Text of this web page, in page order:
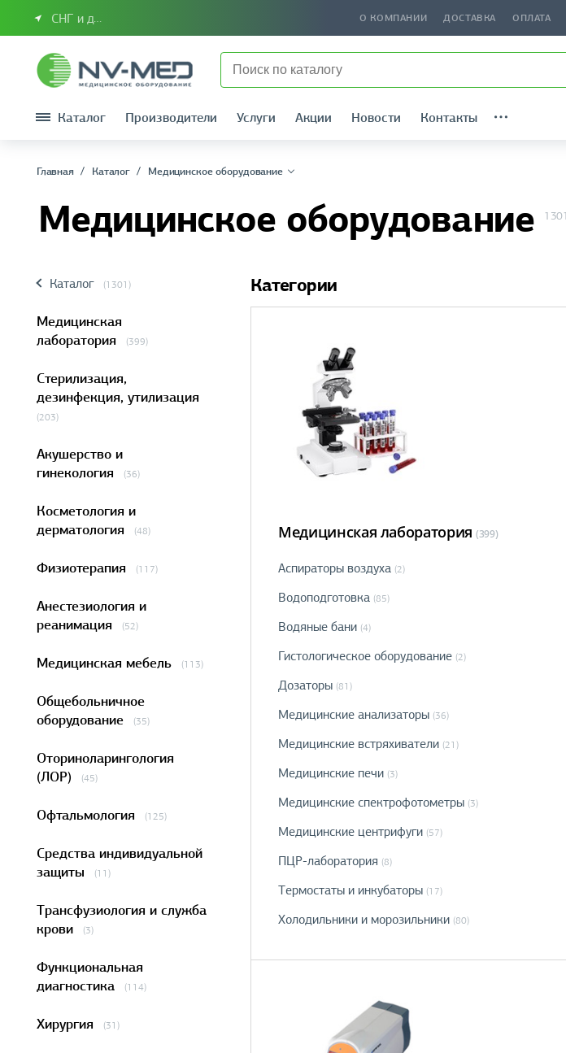
СНГ и другие страны О КОМПАНИИ ДОСТАВКА ОПЛАТА
Каталог Производители Услуги Акции Новости Контакты
Главная Каталог Медицинское оборудование
Медицинское оборудование
Каталог (1301)
Медицинская
лаборатория
(399)
Стерилизация,
дезинфекция, утилизация
(203)
Акушерство и
гинекология
(36)
Косметология и
дерматология
(48)
Физиотерапия (117)
Анестезиология и
реанимация
(52)
Медицинская мебель (113)
Общебольничное
оборудование
(35)
Оториноларингология
(ЛОР)
(45)
Офтальмология (125)
Средства индивидуальной
защиты
(11)
Трансфузиология и служба
крови
(3)
Функциональная
диагностика
(114)
Хирургия (31)
Категории
Медицинская лаборатория (399)
Аспираторы воздуха (2)
Водоподготовка (85)
Водяные бани (4)
Гистологическое оборудование (2)
Дозаторы (81)
Медицинские анализаторы (36)
Медицинские встряхиватели (21)
Медицинские печи (3)
Медицинские спектрофотометры (3)
Медицинские центрифуги (57)
ПЦР-лаборатория (8)
Термостаты и инкубаторы (17)
Холодильники и морозильники (80)